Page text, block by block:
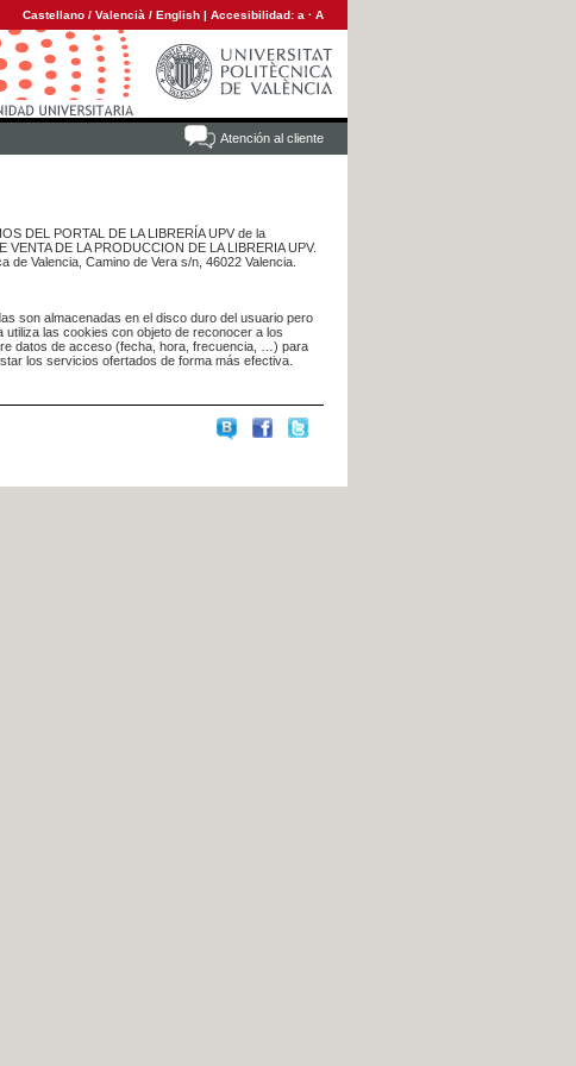
Castellano / Valencià / English | Accesibilidad: a · A
Atención al cliente
DEL PORTAL DE LA LIBRERÍA UPV de la
DE LA PRODUCCION DE LA LIBRERIA UPV.
Valencia, Camino de Vera s/n, 46022 Valencia.
son almacenadas en el disco duro del usuario pero
las cookies con objeto de reconocer a los
datos de acceso (fecha, hora, frecuencia, …) para
los servicios ofertados de forma más efectiva.